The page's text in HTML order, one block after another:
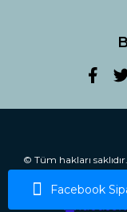
Facebook
© Tüm hakları